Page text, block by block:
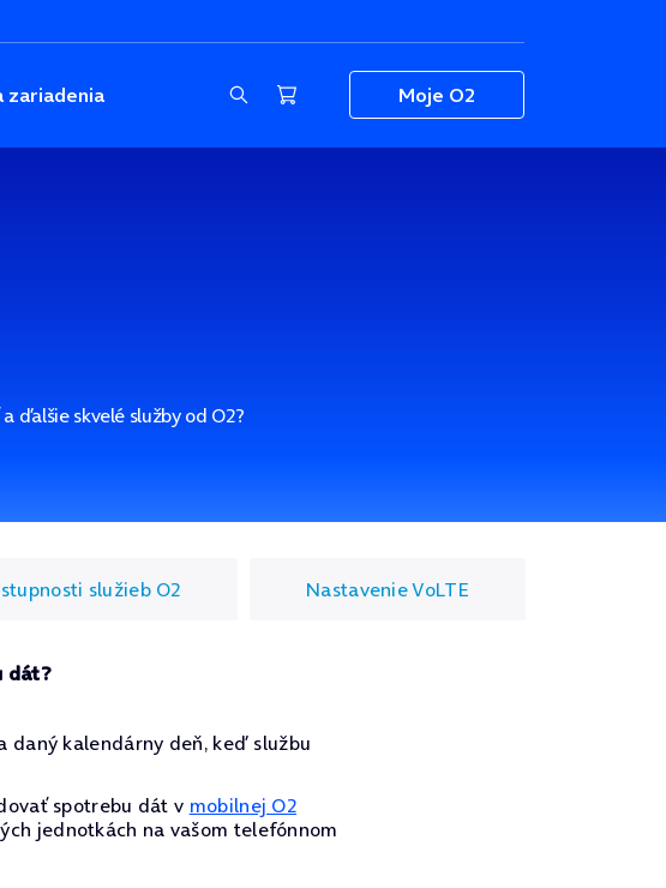
zariadenia Moje O2
ďalšie skvelé služby od O2?
služieb O2 Nastavenie VoLTE
dát?
daný kalendárny deň, keď službu
spotrebu dát v mobilnej O2
jednotkách na vašom telefónnom